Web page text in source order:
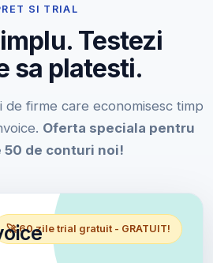
SI TRIAL
Testezi
sa platesti.
firme care economisesc timp
Oferta speciala pentru
50 de conturi noi!
🚀 60 zile trial gratuit - GRATUIT!